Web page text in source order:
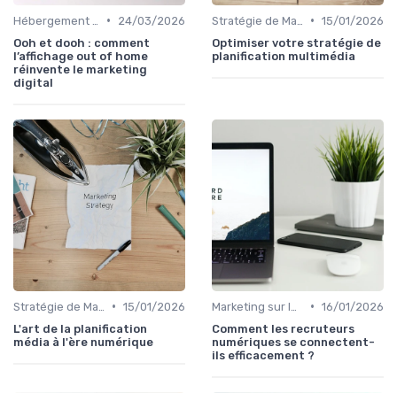
•
24/03/2026
Ooh et dooh : comment
l’affichage out of home
réinvente le marketing
digital
• 15/01/2026
Optimiser votre stratégie de
planification multimédia
• 15/01/2026
L'art de la planification
média à l'ère numérique
• 16/01/2026
Comment les recruteurs
numériques se connectent-
ils efficacement ?